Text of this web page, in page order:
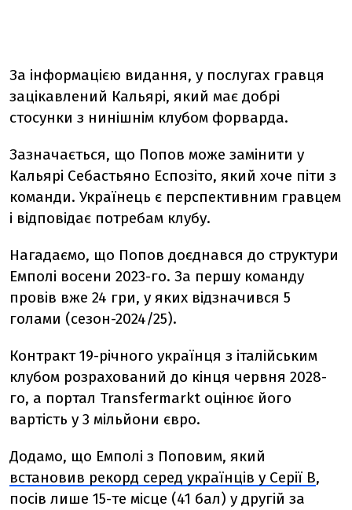
За інформацією видання, у послугах гравця
зацікавлений Кальярі, який має добрі
стосунки з нинішнім клубом форварда.
Зазначається, що Попов може замінити у
Кальярі Себастьяно Еспозіто, який хоче піти з
команди. Українець є перспективним гравцем
і відповідає потребам клубу.
Нагадаємо, що Попов доєднався до структури
Емполі восени 2023-го. За першу команду
провів вже 24 гри, у яких відзначився 5
голами (сезон-2024/25).
Контракт 19-річного українця з італійським
клубом розрахований до кінця червня 2028-
го, а портал Transfermarkt оцінює його
вартість у 3 мільйони євро.
Додамо, що Емполі з Поповим, який
встановив рекорд серед українців у Серії В,
посів лише 15-те місце (41 бал) у другій за